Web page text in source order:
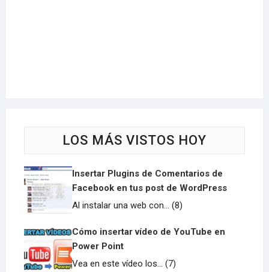
LOS MÁS VISTOS HOY
Insertar Plugins de Comentarios de
Facebook en tus post de WordPress
Al instalar una web con... (8)
Cómo insertar vídeo de YouTube en
Power Point
Vea en este vídeo los... (7)